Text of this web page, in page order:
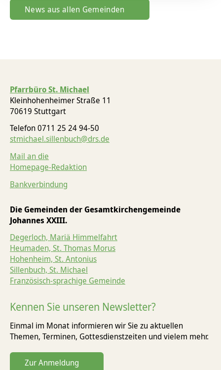
News aus allen Gemeinden
Pfarrbüro St. Michael
Kleinhohenheimer Straße 11
70619 Stuttgart
Telefon 0711 25 24 94-50
stmichael.sillenbuch@drs.de
Mail an die
Homepage-Redaktion
Bankverbindung
Die Gemeinden der Gesamtkirchengemeinde
Johannes XXIII.
Degerloch, Mariä Himmelfahrt
Heumaden, St. Thomas Morus
Hohenheim, St. Antonius
Sillenbuch, St. Michael
Französisch-sprachige Gemeinde
Kennen Sie unseren Newsletter?
Einmal im Monat informieren wir Sie zu aktuellen
Themen, Terminen, Gottesdienst­zeiten und vielem mehr.
Zur Anmeldung